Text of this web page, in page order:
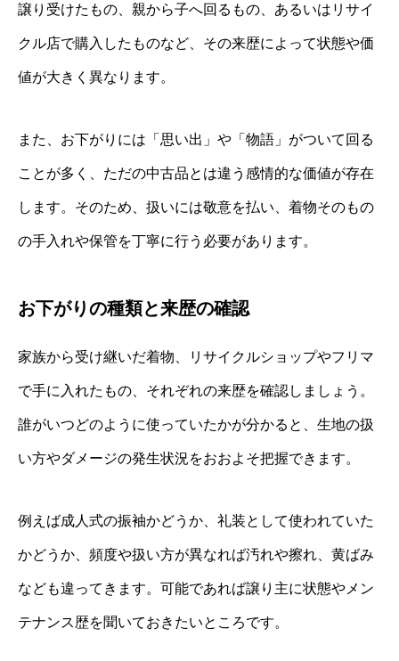
譲り受けたもの、親から子へ回るもの、あるいはリサイ
クル店で購入したものなど、その来歴によって状態や価
値が大きく異なります。
また、お下がりには「思い出」や「物語」がついて回る
ことが多く、ただの中古品とは違う感情的な価値が存在
します。そのため、扱いには敬意を払い、着物そのもの
の手入れや保管を丁寧に行う必要があります。
お下がりの種類と来歴の確認
家族から受け継いだ着物、リサイクルショップやフリマ
で手に入れたもの、それぞれの来歴を確認しましょう。
誰がいつどのように使っていたかが分かると、生地の扱
い方やダメージの発生状況をおおよそ把握できます。
例えば成人式の振袖かどうか、礼装として使われていた
かどうか、頻度や扱い方が異なれば汚れや擦れ、黄ばみ
なども違ってきます。可能であれば譲り主に状態やメン
テナンス歴を聞いておきたいところです。